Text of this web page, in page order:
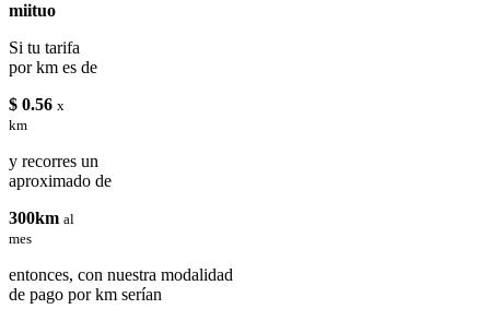
miituo
Si tu tarifa
por km es de
$ 0.56 x
km
y recorres un
aproximado de
300km al
mes
entonces, con nuestra modalidad
de pago por km serían